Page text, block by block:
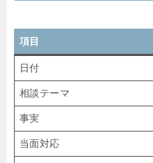
項目
日付
相談テーマ
事実
当面対応